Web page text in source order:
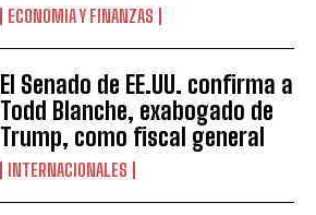
ECONOMIA Y FINANZAS
El Senado de EE.UU. confirma a
Todd Blanche, exabogado de
Trump, como fiscal general
INTERNACIONALES